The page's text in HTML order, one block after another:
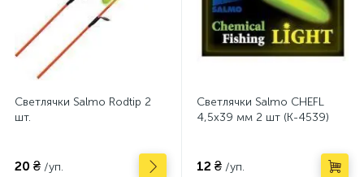
Светлячки Salmo Rodtip 2
шт.
20 ₴ /уп.
Светлячки Salmo CHEFL
4,5х39 мм 2 шт (K-4539)
12 ₴ /уп.